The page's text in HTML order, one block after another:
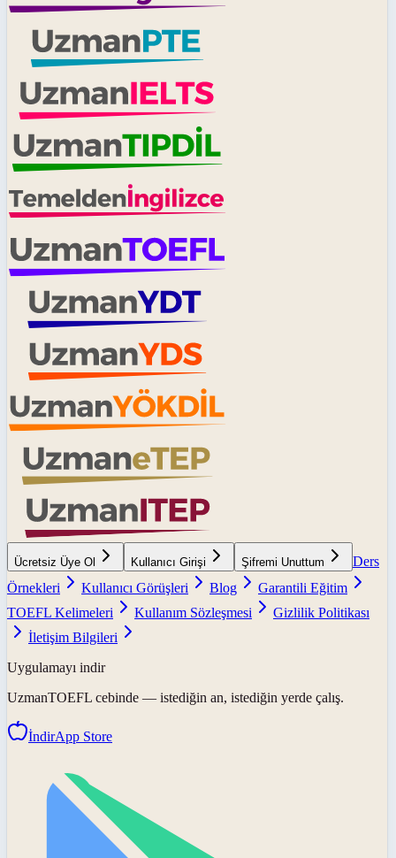
Ücretsiz Üye Ol Kullanıcı Girişi Şifremi Unuttum
Ders
Örnekleri
Kullanıcı Görüşleri Blog
Garantili Eğitim
TOEFL Kelimeleri
Kullanım Sözleşmesi
Gizlilik Politikası
İletişim Bilgileri
Uygulamayı indir
UzmanTOEFL cebinde — istediğin an, istediğin yerde çalış.
İndirApp Store